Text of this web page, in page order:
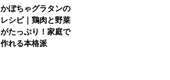
かぼちゃグラタンの
レシピ｜鶏肉と野菜
がたっぷり！家庭で
作れる本格派